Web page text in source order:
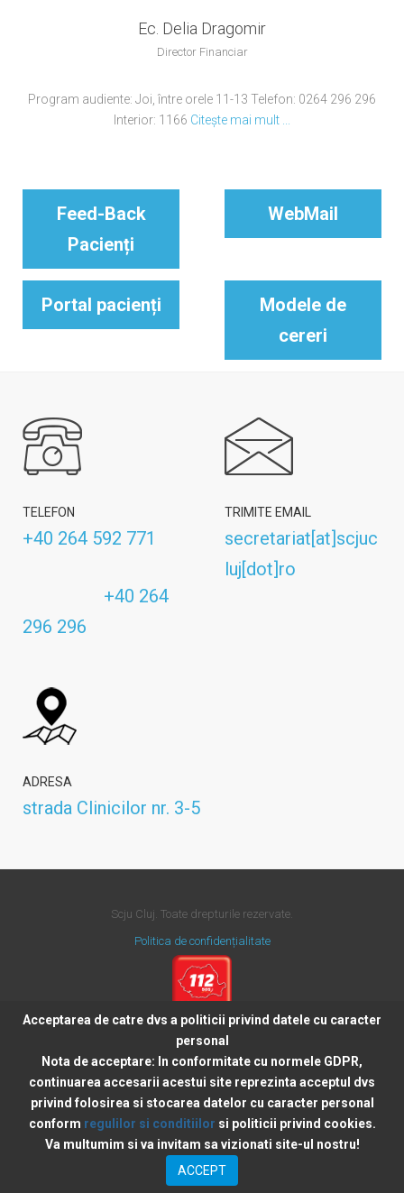
Ec. Delia Dragomir
Director Financiar
Program audiente: Joi, între orele 11-13 Telefon: 0264 296 296
Interior: 1166 Citește mai mult ...
Feed-Back
Pacienți
WebMail
Portal pacienți
Modele de
cereri
TELEFON
+40 264 592 771
+40 264
296 296
TRIMITE EMAIL
secretariat[at]scjuc
luj[dot]ro
ADRESA
strada Clinicilor nr. 3-5
Scju Cluj. Toate drepturile rezervate.
Politica de confidențialitate
Powered byCiaNet
Acceptarea de catre dvs a politicii privind datele cu caracter
personal
Nota de acceptare: In conformitate cu normele GDPR,
continuarea accesarii acestui site reprezinta acceptul dvs
privind folosirea si stocarea datelor cu caracter personal
conform regulilor si conditiilor si politicii privind cookies.
Va multumim si va invitam sa vizionati site-ul nostru!
ACCEPT